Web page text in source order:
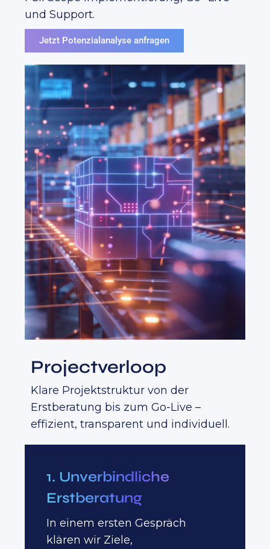
und Support.
Jetzt Potenzialanalyse anfragen
Projectverloop
Klare Projektstruktur von der
Erstberatung bis zum Go-Live –
effizient, transparent und individuell.
1. Unverbindliche
Erstberatung
In einem ersten Gespräch
klären wir Ziele,